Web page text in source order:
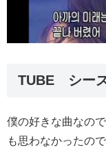
TUBE シー
僕の好きな曲なの
も思わなかったの